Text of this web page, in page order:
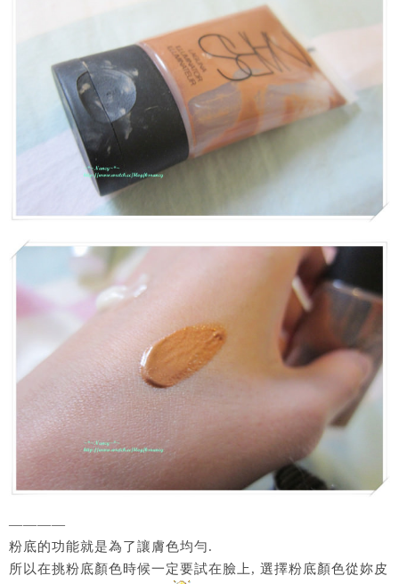
————
粉底的功能就是為了讓膚色均勻.
所以在挑粉底顏色時候一定要試在臉上, 選擇粉底顏色從妳皮